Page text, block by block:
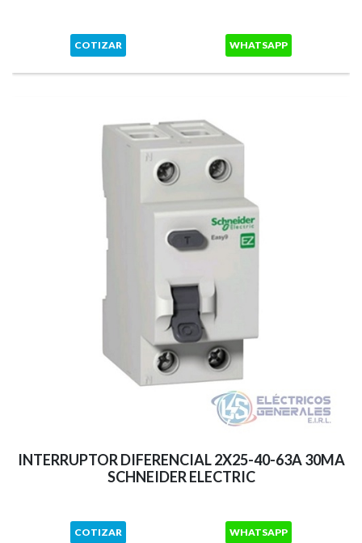
COTIZAR WHATSAPP
INTERRUPTOR DIFERENCIAL 2X25-40-63A 30MA
SCHNEIDER ELECTRIC
COTIZAR WHATSAPP